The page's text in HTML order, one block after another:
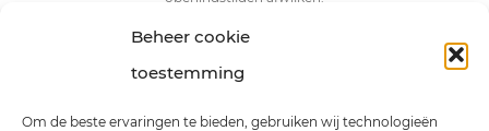
Beheer cookie
toestemming
Om de beste ervaringen te bieden, gebruiken wij technologieën
Adresgegevens
Van Boetzelaerlaan 24a
3828 NS Hoogland